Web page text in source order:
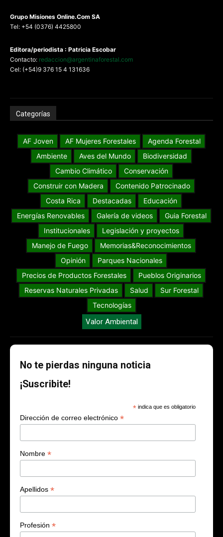
Grupo Misiones Online.Com SA
Tel: +54 (0376) 4425800
Editora/periodista : Patricia Escobar
Contacto: redaccion@argentinaforestal.com
Cel: (+54)9 376 15 4 131636
Categorías
AF Joven AF Mujeres Forestales
Agenda Forestal
Ambiente
Aves del Mundo
Biodiversidad
Cambio Climático
Conservación
Construir con Madera
Contenido Patrocinado
Costa Rica
Destacadas
Educación
Energías Renovables
Galería de videos
Guia Forestal
Institucionales
Legislación y proyectos
Manejo de Fuego
Memorias&Reconocimientos
Opinión
Parques Nacionales
Precios de Productos Forestales
Pueblos Originarios
Reservas Naturales Privadas
Salud
Sur Forestal
Tecnologías
Valor Ambiental
No te pierdas ninguna noticia
¡Suscribite!
* indica que es obligatorio
Dirección de correo electrónico *
Nombre *
Apellidos *
Profesión *